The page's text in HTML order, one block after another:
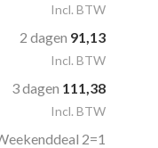
Incl. BTW
2 dagen 91,13
Incl. BTW
3 dagen 111,38
Incl. BTW
2=1